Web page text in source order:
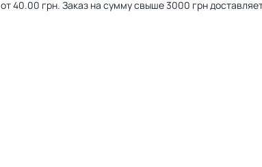
от 40.00 грн. Заказ на сумму свыше 3000 грн